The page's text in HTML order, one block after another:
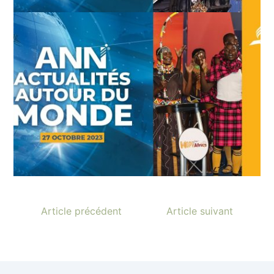
Article précédent Article suivant